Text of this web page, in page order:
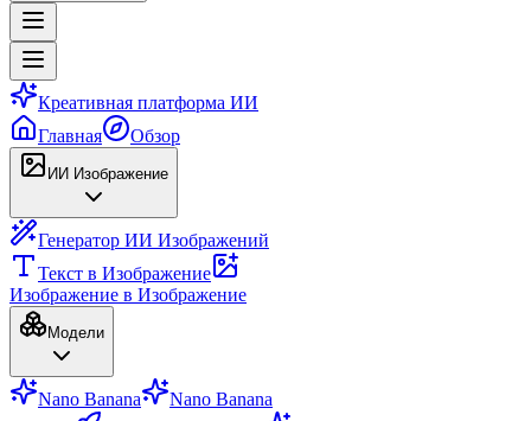
Креативная платформа ИИ
Главная
Обзор
ИИ Изображение
Генератор ИИ Изображений
Текст в Изображение
Изображение в Изображение
Модели
Nano Banana
Nano Banana